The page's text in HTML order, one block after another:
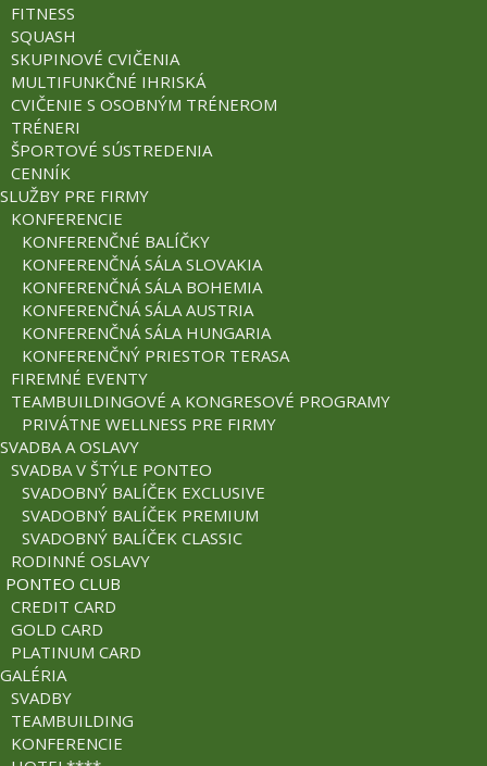
FITNESS
SQUASH
SKUPINOVÉ CVIČENIA
MULTIFUNKČNÉ IHRISKÁ
CVIČENIE S OSOBNÝM TRÉNEROM
TRÉNERI
ŠPORTOVÉ SÚSTREDENIA
CENNÍK
SLUŽBY PRE FIRMY
KONFERENCIE
KONFERENČNÉ BALÍČKY
KONFERENČNÁ SÁLA SLOVAKIA
KONFERENČNÁ SÁLA BOHEMIA
KONFERENČNÁ SÁLA AUSTRIA
KONFERENČNÁ SÁLA HUNGARIA
KONFERENČNÝ PRIESTOR TERASA
FIREMNÉ EVENTY
TEAMBUILDINGOVÉ A KONGRESOVÉ PROGRAMY
PRIVÁTNE WELLNESS PRE FIRMY
SVADBA A OSLAVY
SVADBA V ŠTÝLE PONTEO
SVADOBNÝ BALÍČEK EXCLUSIVE
SVADOBNÝ BALÍČEK PREMIUM
SVADOBNÝ BALÍČEK CLASSIC
RODINNÉ OSLAVY
PONTEO CLUB
CREDIT CARD
GOLD CARD
PLATINUM CARD
GALÉRIA
SVADBY
TEAMBUILDING
KONFERENCIE